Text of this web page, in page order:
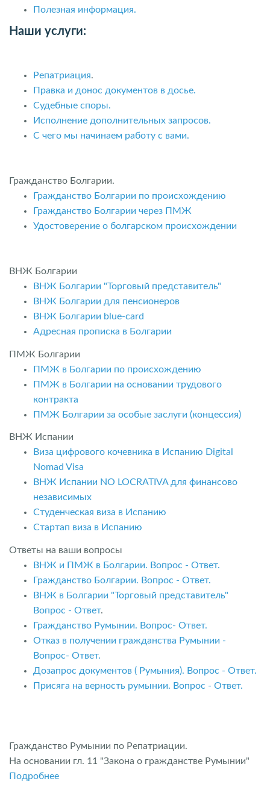
Полезная информация.
Наши услуги:
Репатриация.
Правка и донос документов в досье.
Судебные споры.
Исполнение дополнительных запросов.
С чего мы начинаем работу с вами.
Гражданство Болгарии.
Гражданство Болгарии по происхождению
Гражданство Болгарии через ПМЖ
Удостоверение о болгарском происхождении
ВНЖ Болгарии
ВНЖ Болгарии "Торговый представитель"
ВНЖ Болгарии для пенсионеров
ВНЖ Болгарии blue-card
Адресная прописка в Болгарии
ПМЖ Болгарии
ПМЖ в Болгарии по происхождению
ПМЖ в Болгарии на основании трудового
контракта
ПМЖ Болгарии за особые заслуги (концессия)
ВНЖ Испании
Виза цифрового кочевника в Испанию Digital
Nomad Visa
ВНЖ Испании NO LOCRATIVA для финансово
независимых
Студенческая виза в Испанию
Стартап виза в Испанию
Ответы на ваши вопросы
ВНЖ и ПМЖ в Болгарии. Вопрос - Ответ.
Гражданство Болгарии. Вопрос - Ответ.
ВНЖ в Болгарии "Торговый представитель"
Вопрос - Ответ.
Гражданство Румынии. Вопрос- Ответ.
Отказ в получении гражданства Румынии -
Вопрос- Ответ.
Дозапрос документов ( Румыния). Вопрос - Ответ.
Присяга на верность румынии. Вопрос - Ответ.
Гражданство Румынии по Репатриации.
На основании гл. 11 "Закона о гражданстве Румынии"
Подробнее